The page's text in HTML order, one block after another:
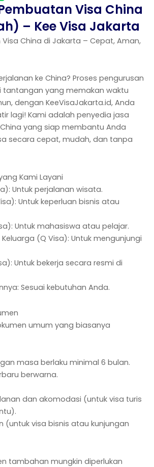
Visa China
– Kee Visa Jakarta
China di Jakarta – Cepat, Aman,
ke China? Proses pengurusan
tantangan yang memakan waktu
dengan KeeVisaJakarta.id, Anda
lagi! Kami adalah penyedia jasa
yang siap membantu Anda
secara cepat, mudah, dan tanpa
Kami Layani
Untuk perjalanan wisata.
Untuk keperluan bisnis atau
Untuk mahasiswa atau pelajar.
(Q Visa): Untuk mengunjungi
Untuk bekerja secara resmi di
Sesuai kebutuhan Anda.
umum yang biasanya
masa berlaku minimal 6 bulan.
berwarna.
dan akomodasi (untuk visa turis
(untuk visa bisnis atau kunjungan
tambahan mungkin diperlukan